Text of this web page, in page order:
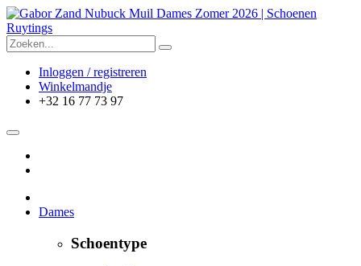
Inloggen / registreren
Winkelmandje
+32 16 77 73 97
Dames
Schoentype